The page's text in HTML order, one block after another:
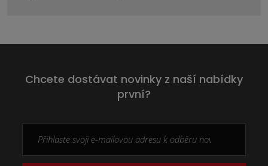
Chcete dostávat novinky z naší nabídky
první?